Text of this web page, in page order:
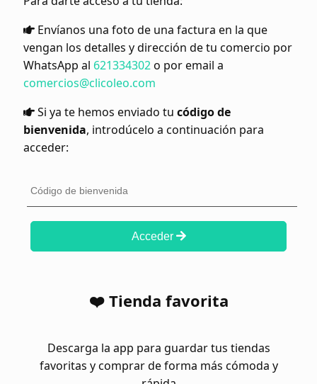
Envíanos una foto de una factura en la que
vengan los detalles y dirección de tu comercio por
WhatsApp al 621334302o por email a
comercios@clicoleo.com
Si ya te hemos enviado tu código de
bienvenida, introdúcelo a continuación para
acceder:
Acceder
❤️ Tienda favorita
Descarga la app para guardar tus tiendas
favoritas y comprar de forma más cómoda y